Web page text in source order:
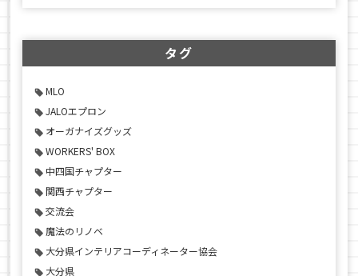
タグ
MLO
JALOエプロン
オーガナイズグッズ
WORKERS' BOX
中四国チャプター
関西チャプター
交流会
魔法のリノベ
大分県インテリアコーディネーター協会
大分県